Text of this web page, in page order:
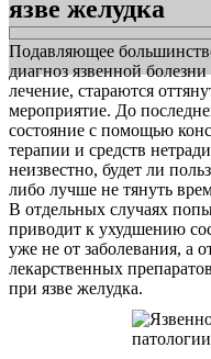
язве желудка
Подавляющее
диагноз язвенной
лечение, стараются
мероприятие. До
состояние с помощью
терапии и средств
неизвестно, будет ли
либо лучше не тянуть
В отдельных случаях
приводит к ухудшению
уже не от заболевания, а
лекарственных
при язве желудка.